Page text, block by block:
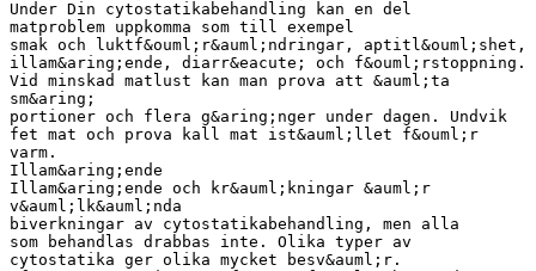
Under Din cytostatikabehandling kan en del
matproblem uppkomma som till exempel
smak och luktf&ouml;r&auml;ndringar, aptitl&ouml;shet,
illam&aring;ende, diarr&eacute; och f&ouml;rstoppning.
Vid minskad matlust kan man prova att &auml;ta
sm&aring;
portioner och flera g&aring;nger under dagen. Undvik
fet mat och prova kall mat ist&auml;llet f&ouml;r
varm.
Illam&aring;ende
Illam&aring;ende och kr&auml;kningar &auml;r
v&auml;lk&auml;nda
biverkningar av cytostatikabehandling, men alla
som behandlas drabbas inte. Olika typer av
cytostatika ger olika mycket besv&auml;r.